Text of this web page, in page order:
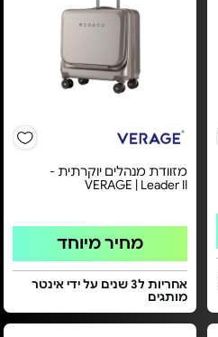
מזוודת מנהלים יוקרתית -
VERAGE | Leader II
מחיר מיוחד
אחריות ל3 שנים על ידי אינטר
מותגים